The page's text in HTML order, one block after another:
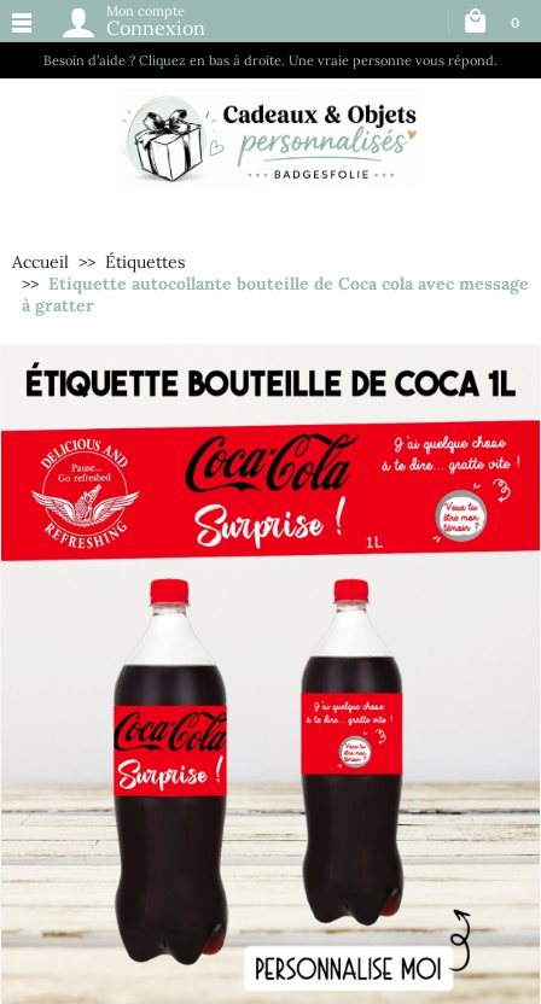
Besoin d’aide ? Cliquez en bas à droite. Une vraie personne vous répond.
Mon compte
Connexion 0
Accueil
Étiquettes
Etiquette autocollante bouteille de Coca cola avec message
à gratter